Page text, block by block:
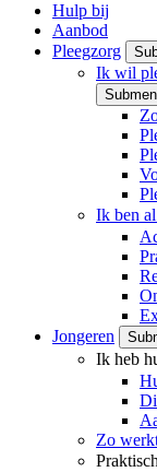
Hulp bij
Aanbod
Pleegzorg
Ik wil
Ik ben
Jongeren
Ik heb
Zo